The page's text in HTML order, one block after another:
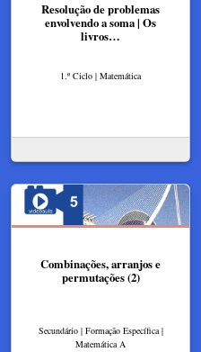
Resolução de problemas
envolvendo a soma | Os
livros…
1.º Ciclo | Matemática
Combinações, arranjos e
permutações (2)
Secundário | Formação Específica |
Matemática A